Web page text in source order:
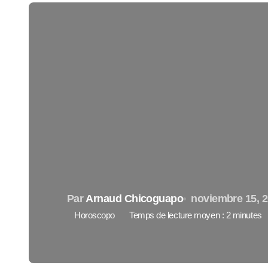
Par Arnaud Chicoguapo noviembre 15,
Horoscopo Temps de lecture moyen : 2 minutes